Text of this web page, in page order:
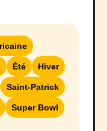
Été Hiver
Saint-Patrick
Super Bowl